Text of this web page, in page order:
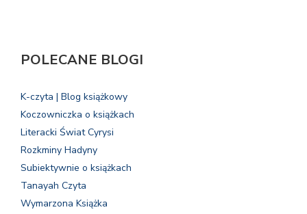
POLECANE BLOGI
K-czyta | Blog książkowy
Koczowniczka o książkach
Literacki Świat Cyrysi
Rozkminy Hadyny
Subiektywnie o książkach
Tanayah Czyta
Wymarzona Książka